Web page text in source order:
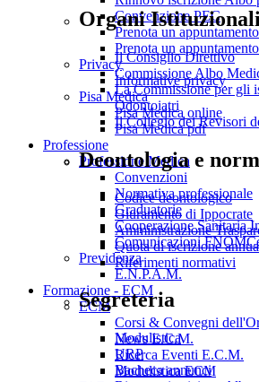
Organi Istituzionali
Il Consiglio Direttivo
Commissione Albo
La Commissione per gli
Odontoiatri
Il Collegio dei Revisori
Deontologia e
Codice deontologico
Giuramento di Ippocrate
Amministrazione
Quota di iscrizione
Riferimenti normativi
Segreteria
Modulistica
URP
Bacheca annunci
Convenzione PEC
Prenota un appuntamento
Prenota un
Privacy
Informative privacy
Pisa Medica
Pisa Medica online
Pisa Medica pdf
Professione
Professione Medica
Convenzioni
Normativa professionale
Graduatorie
Cooperazione Sanitaria
Comunicazioni
Previdenza
E.N.P.A.M.
Formazione - ECM
ECM
Corsi & Convegni
News E.C.M.
Ricerca Eventi E.C.M.
Modulistica ECM